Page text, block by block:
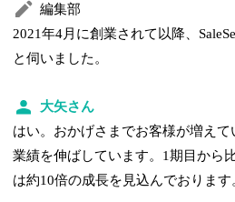
編集部
2021年4月に創業されて以降、
と伺いました。
大矢さん
はい。おかげさまでお客様が増え
業績を伸ばしています。1期目から
は約10倍の成長を見込んでおります